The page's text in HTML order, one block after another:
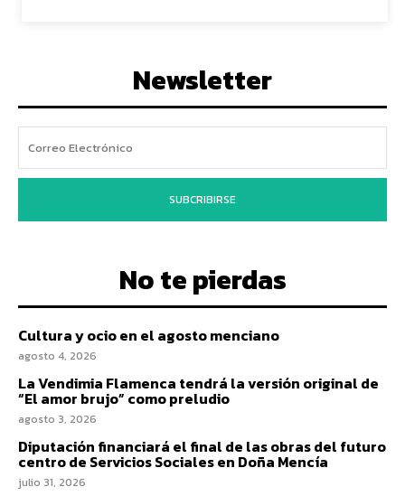
Newsletter
SUBCRIBIRSE
No te pierdas
Cultura y ocio en el agosto menciano
agosto 4, 2026
La Vendimia Flamenca tendrá la versión original de
“El amor brujo” como preludio
agosto 3, 2026
Diputación financiará el final de las obras del futuro
centro de Servicios Sociales en Doña Mencía
julio 31, 2026